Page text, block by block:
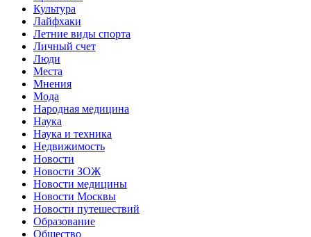
Культура
Лайфхаки
Летние виды спорта
Личный счет
Люди
Места
Мнения
Мода
Народная медицина
Наука
Наука и техника
Недвижимость
Новости
Новости ЗОЖ
Новости медицины
Новости Москвы
Новости путешествий
Образование
Общество